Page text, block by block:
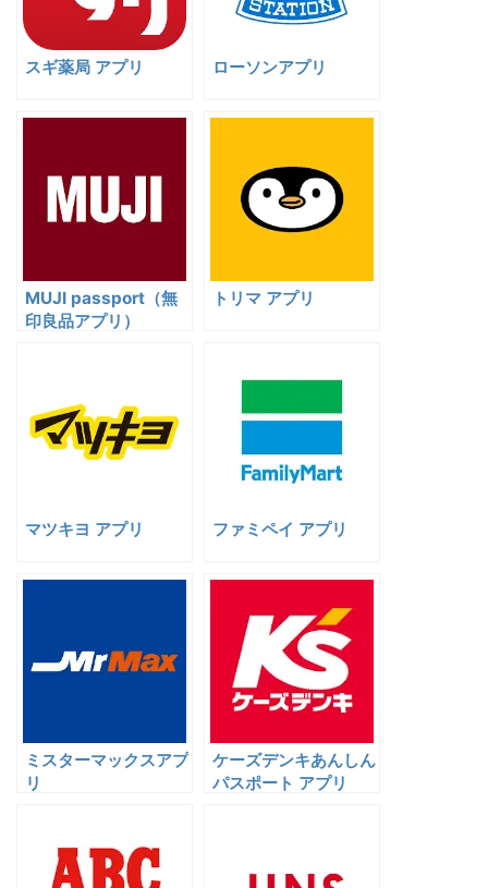
スギ薬局 アプリ ローソンアプリ
MUJI passport（無
印良品アプリ）
トリマ アプリ
マツキヨ アプリ ファミペイ アプリ
ミスターマックスアプ
リ
ケーズデンキあんしん
パスポート アプリ